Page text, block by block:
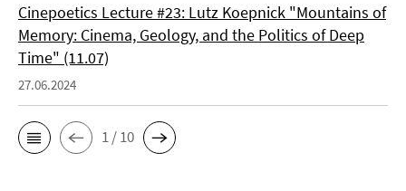
Cinepoetics Lecture #23: Lutz Koepnick "Mountains of
Memory: Cinema, Geology, and the Politics of Deep
Time" (11.07)
27.06.2024
1 / 10